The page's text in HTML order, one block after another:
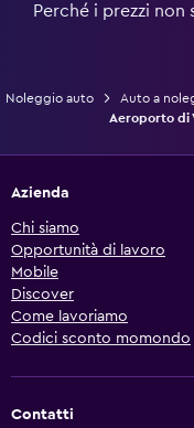
Perché i prezzi non
Noleggio auto Auto a
Aeroporto di
Azienda
Chi siamo
Opportunità di lavoro
Mobile
Discover
Come lavoriamo
Codici sconto momondo
Contatti